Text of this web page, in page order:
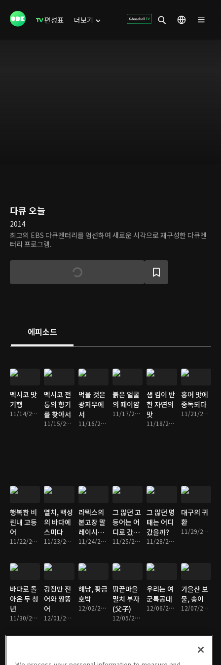
편성표 더보기
다큐 오늘
2014
최고의 EBS 다큐멘터리를 엄선하여 새로운 시각으로 재구성한 다큐멘
터리 프로그램.
에피소드
멕시코 맛
기행
11/14/2016 • 9분
멕시코 전
통의 향기
를 찾아서
11/15/2016 • 9분
먹을 것은
광저우에
서
11/16/2016 • 9분
붉은 얼굴
의 떼이얌
11/17/2016 • 9분
샘 킴이 반
한 자연의
맛
11/18/2016 • 8분
홍어 맛에
중독되다
11/21/2016 • 9분
행복한 비
린내 고등
어
11/22/2016 • 9분
멸치, 백성
의 바다에
스미다
11/23/2016 • 9분
라텍스의
본고장 말
레이시아
를 가다 11/24/2016 • 9분
그 많던 고
등어는 어
디로 갔을
까?
11/25/2016 • 7분
그 많던 명
태는 어디
갔을까?
11/28/2016 • 7분
대구의 귀
환
11/29/2016 • 7분
바다로 돌
아온 두 청
년
11/30/2016 • 8분
강진만 전
어와 짱뚱
어
12/01/2016 • 8분
해남, 황금
호박
12/02/2016 • 8분
땅끝마을
멸치 부자
(父子)
12/05/2016 • 8분
우리는 여
군특공대
12/06/2016 • 8분
가을산 보
물, 송이
12/07/2016 • 7분